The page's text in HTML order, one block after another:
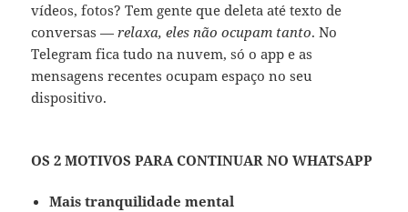
vídeos, fotos? Tem gente que deleta até texto de
conversas —relaxa, eles não ocupam tanto. No
Telegram fica tudo na nuvem, só o app e as
mensagens recentes ocupam espaço no seu
dispositivo.
OS 2 MOTIVOS PARA CONTINUAR NO WHATSAPP
Mais tranquilidade mental